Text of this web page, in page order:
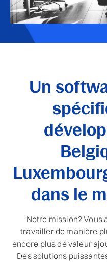
Un
dans le
Notre mission? Vous
travailler de manière
encore plus de valeur
Des solutions